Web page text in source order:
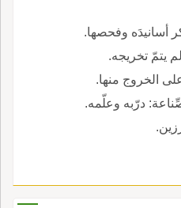
أسانيدَه وفحصها.
يتمّ تخريجه.
الخروج منها.
درّبه وعلّمه.